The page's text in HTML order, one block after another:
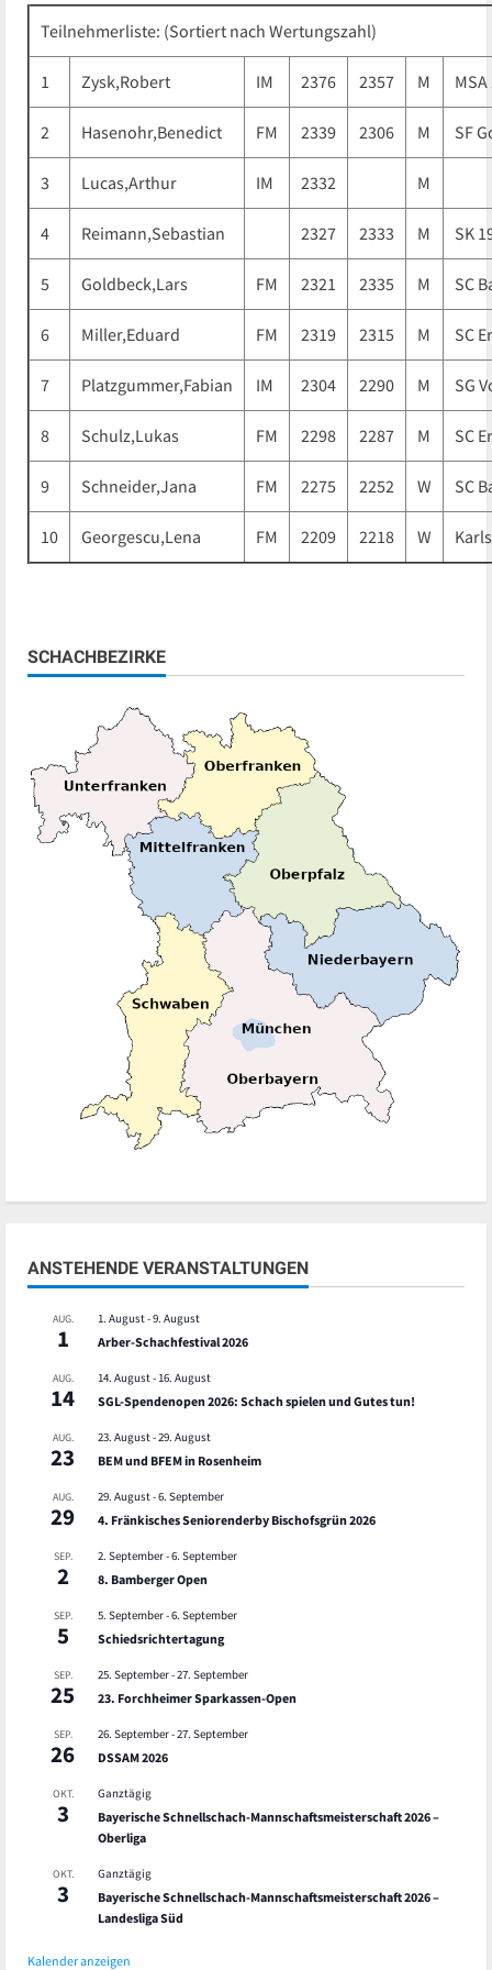
Teilnehmerliste: (Sortiert nach Wertungszahl)
1 Zysk,Robert IM 2376 2357 M
2 Hasenohr,Benedict FM 2339 2306 M SF
3 Lucas,Arthur IM 2332 M
4 Reimann,Sebastian 2327 2333 M SK
5 Goldbeck,Lars FM 2321 2335 M SC
6 Miller,Eduard FM 2319 2315 M SC
7 Platzgummer,Fabian IM 2304 2290 M SG
8 Schulz,Lukas FM 2298 2287 M SC
9 Schneider,Jana FM 2275 2252 W SC
10 Georgescu,Lena FM 2209 2218 W
SCHACHBEZIRKE
ANSTEHENDE VERANSTALTUNGEN
AUG.
1
1. August-9. August
Arber-Schachfestival 2026
AUG.
14
14. August- 16. August
SGL-Spendenopen 2026: Schach spielen und Gutes tun!
AUG.
23
23. August-29. August
BEM und BFEM in Rosenheim
AUG.
29
29. August-6. September
4. Fränkisches Seniorenderby Bischofsgrün 2026
SEP.
2
2. September-6. September
8. Bamberger Open
SEP.
5
5. September-6. September
Schiedsrichtertagung
SEP.
25
25. September-27. September
23. Forchheimer Sparkassen-Open
SEP.
26
26. September-27. September
DSSAM 2026
OKT.
3
Ganztägig
Bayerische Schnellschach-Mannschaftsmeisterschaft 2026 –
Oberliga
OKT.
3
Ganztägig
Bayerische Schnellschach-Mannschaftsmeisterschaft 2026 –
Landesliga Süd
Kalender anzeigen